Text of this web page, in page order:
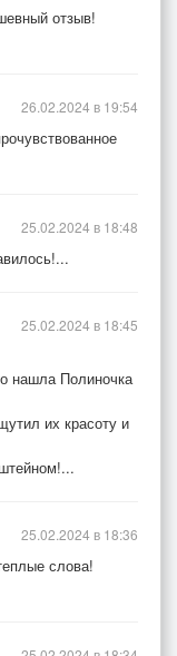
отзыв!
26.02.2024 в 19:54
25.02.2024 в 18:48
нашла Полиночка
их красоту и
25.02.2024 в 18:45
слова!
25.02.2024 в 18:36